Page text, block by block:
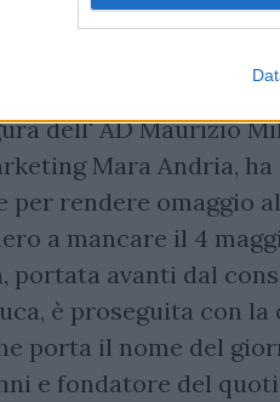
dello Stadio
dell' AD Maurizio
Mara Andria,
per rendere omaggio al
a mancare il 4
portata avanti dal
è proseguita con
porta il nome del
e fondatore del